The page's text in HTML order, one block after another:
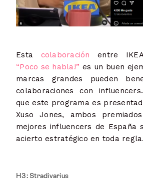
Esta colaboración entre
“Poco se habla!” es un buen
marcas grandes pueden
colaboraciones con
que este programa es
Xuso Jones, ambos
mejores influencers de España
acierto estratégico en toda regla.
H3: Stradivarius